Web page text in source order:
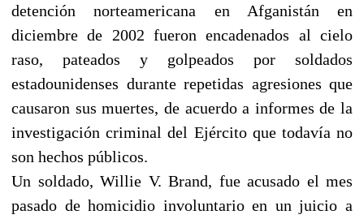
detención norteamericana en Afganistán en
diciembre de 2002 fueron encadenados al cielo
raso, pateados y golpeados por soldados
estadounidenses durante repetidas agresiones que
causaron sus muertes, de acuerdo a informes de la
investigación criminal del Ejército que todavía no
son hechos públicos.
Un soldado, Willie V. Brand, fue acusado el mes
pasado de homicidio involuntario en un juicio a